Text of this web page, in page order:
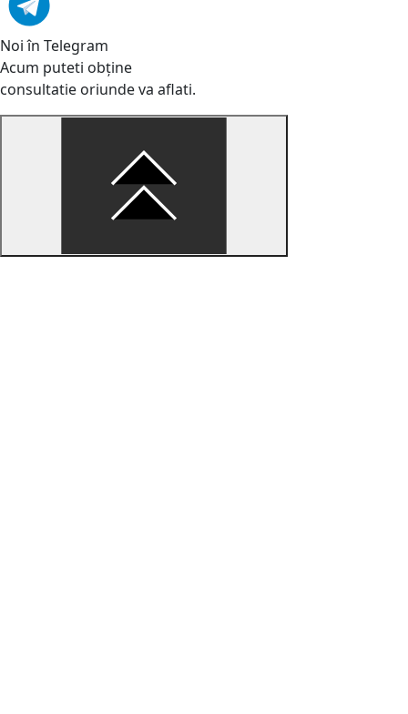
Noi în Telegram
Acum puteti obține
consultatie oriunde va aflati.